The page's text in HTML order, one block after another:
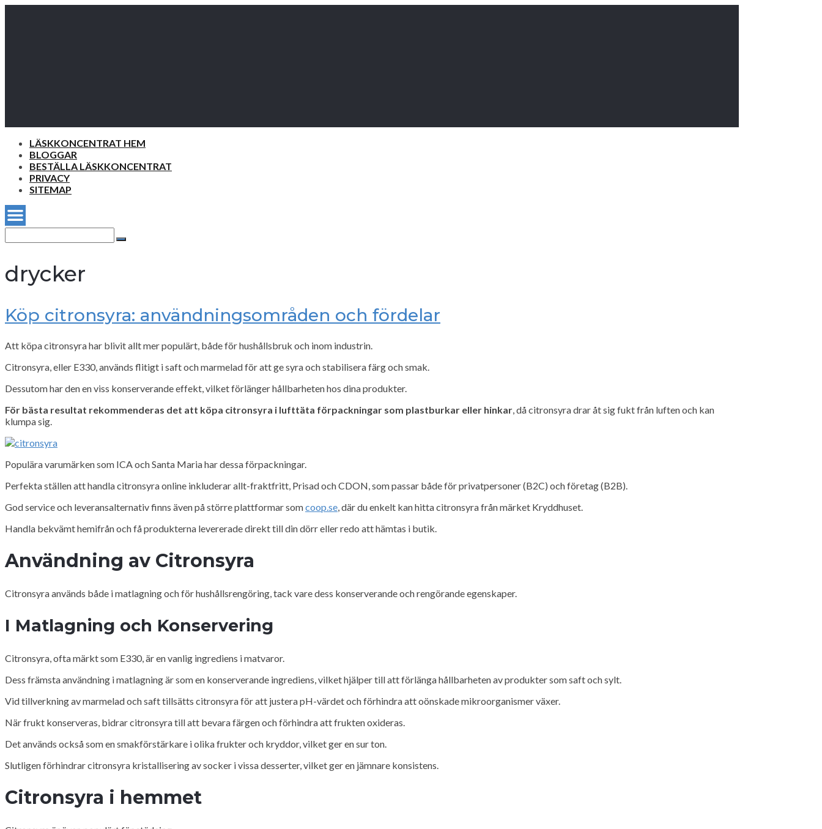
LÄSKKONCENTRAT HEM
BLOGGAR
BESTÄLLA LÄSKKONCENTRAT
PRIVACY
SITEMAP
for:
Search
drycker
Köp citronsyra: användningsområden och fördelar
Att köpa citronsyra har blivit allt mer populärt, både för hushållsbruk och inom industrin.
Citronsyra, eller E330, används flitigt i saft och marmelad för att ge syra och stabilisera färg och smak.
Dessutom har den en viss konserverande effekt, vilket förlänger hållbarheten hos dina produkter.
För bästa resultat rekommenderas det att köpa citronsyra i lufttäta förpackningar som plastburkar eller hinkar, då citronsyra drar åt sig fukt från luften och kan
klumpa sig.
Populära varumärken som ICA och Santa Maria har dessa förpackningar.
Perfekta ställen att handla citronsyra online inkluderar allt-fraktfritt, Prisad och CDON, som passar både för privatpersoner (B2C) och företag (B2B).
God service och leveransalternativ finns även på större plattformar somcoop.se, där du enkelt kan hitta citronsyra från märket Kryddhuset.
Handla bekvämt hemifrån och få produkterna levererade direkt till din dörr eller redo att hämtas i butik.
Användning av Citronsyra
Citronsyra används både i matlagning och för hushållsrengöring, tack vare dess konserverande och rengörande egenskaper.
I Matlagning och Konservering
Citronsyra, ofta märkt som E330, är en vanlig ingrediens i matvaror.
Dess främsta användning i matlagning är som en konserverande ingrediens, vilket hjälper till att förlänga hållbarheten av produkter som saft och sylt.
Vid tillverkning av marmelad och saft tillsätts citronsyra för att justera pH-värdet och förhindra att oönskade mikroorganismer växer.
När frukt konserveras, bidrar citronsyra till att bevara färgen och förhindra att frukten oxideras.
Det används också som en smakförstärkare i olika frukter och kryddor, vilket ger en sur ton.
Slutligen förhindrar citronsyra kristallisering av socker i vissa desserter, vilket ger en jämnare konsistens.
Citronsyra i hemmet